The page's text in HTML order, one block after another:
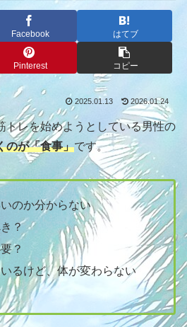
Facebook はてブ
Pinterest コピー
2025.01.13 2026.01.24
トレを始めようとしている男性の
のが「食事」です。
のか分からない
？
？
るけど、体が変わらない